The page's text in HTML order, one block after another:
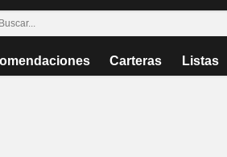
Carteras Listas